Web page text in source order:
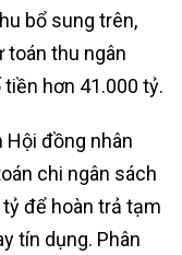
bổ sung trên,
toán thu ngân
hơn 41.000 tỷ.
Hội đồng nhân
chi ngân sách
để hoàn trả tạm
tín dụng. Phân